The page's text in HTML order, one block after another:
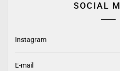
SOCIAL
Instagram
E-mail